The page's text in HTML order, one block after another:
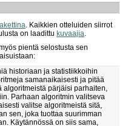
. Kaikkien otteluiden siirrot
on laadittu kuvaajia
pientä selostusta sen
historiaan ja statistiikkoihin
samanaikaisesti ja pitää
algoritmeistä pärjäisi parhaiten,
Parhaan algoritmin valitseva
valitse algoritmeistä sitä,
sen, joka tuottaa suurimman
Käytännössä on siis sama,